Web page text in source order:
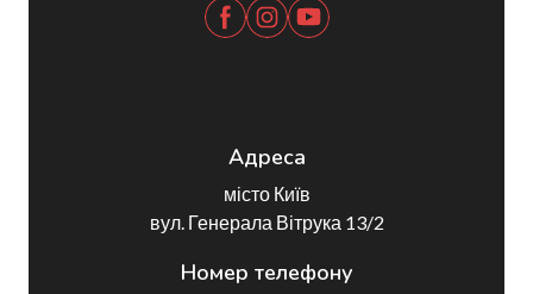
Адреса
місто Київ
вул. Генерала Вітрука 13/2
Номер телефону